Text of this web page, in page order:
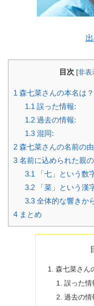
目次 [非表
1 森七菜さんの本名は？
1.1 誤った情報:
1.2過去の情報:
1.3混同:
2 森七菜さんの名前の
3 名前に込められた親の
3.1 「七」という数
3.2「菜」という漢
3.3全体的な響きか
4 まとめ
森七菜さん
誤った情
過去の情